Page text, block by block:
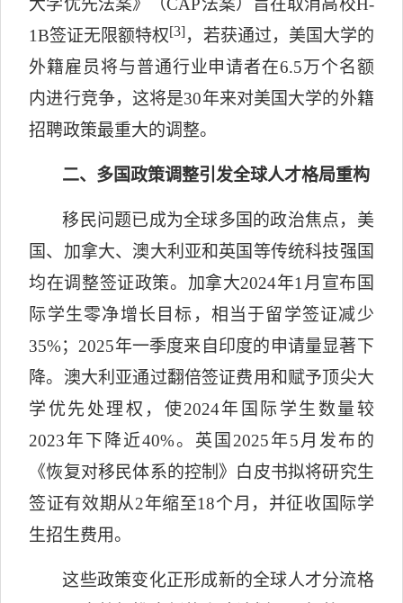
大学优先法案》（CAP法案）旨在取消高校H-
1B签证无限额特权[3]，若获通过，美国大学的
外籍雇员将与普通行业申请者在6.5万个名额
内进行竞争，这将是30年来对美国大学的外籍
招聘政策最重大的调整。
二、多国政策调整引发全球人才格局重构
移民问题已成为全球多国的政治焦点，美
国、加拿大、澳大利亚和英国等传统科技强国
均在调整签证政策。加拿大2024年1 月宣布国
际学生零净增长目标，相当于留学签证减少
35%； 2025年一季度来自印度的申请量显著下
降。澳大利亚通过翻倍签证费用和赋予顶尖大
学优先处理权，使2024年国际学生数量较
2023年下降近40%。英国 2025年5 月发布的
《恢复对移民体系的控制》白皮书拟将研究生
签证有效期从2年缩至18个月，并征收国际学
生招生费用。
这些政策变化正形成新的全球人才分流格